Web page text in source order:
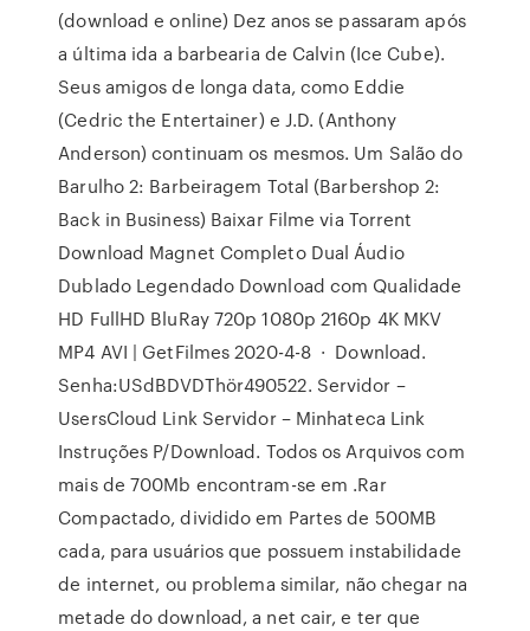
(download e online) Dez anos se passaram após
a última ida a barbearia de Calvin (Ice Cube).
Seus amigos de longa data, como Eddie
(Cedric the Entertainer) e J.D. (Anthony
Anderson) continuam os mesmos. Um Salão do
Barulho 2: Barbeiragem Total (Barbershop 2:
Back in Business) Baixar Filme via Torrent
Download Magnet Completo Dual Áudio
Dublado Legendado Download com Qualidade
HD FullHD BluRay 720p 1080p 2160p 4K MKV
MP4 AVI | GetFilmes 2020-4-8 · Download.
Senha:USdBDVDThör490522. Servidor –
UsersCloud Link Servidor – Minhateca Link
Instruções P/Download. Todos os Arquivos com
mais de 700Mb encontram-se em .Rar
Compactado, dividido em Partes de 500MB
cada, para usuários que possuem instabilidade
de internet, ou problema similar, não chegar na
metade do download, a net cair, e ter que